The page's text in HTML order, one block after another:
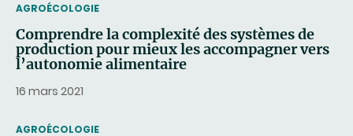
THEMATIC
AGROÉCOLOGIE
Comprendre la complexité des systèmes de
production pour mieux les accompagner vers
l’autonomie alimentaire
16 mars 2021
THEMATIC
AGROÉCOLOGIE